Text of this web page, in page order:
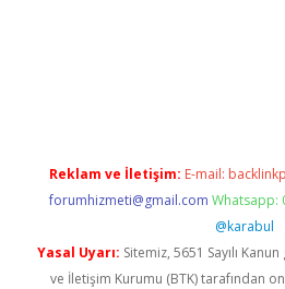
Reklam ve İletişim: E-mail:
forumhizmeti@gmail.com Whatsapp:
@karabul
Yasal Uyarı: Sitemiz, 5651 Sayılı
ve İletişim Kurumu (BTK) tarafından